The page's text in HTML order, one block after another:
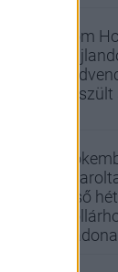
Tom
első